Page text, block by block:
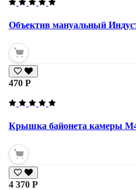
Объектив мануальный
470 Р
Крышка байонета камеры
4 370 Р